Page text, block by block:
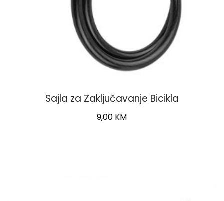
Sajla za Zaključavanje Bicikla
9,00 KM